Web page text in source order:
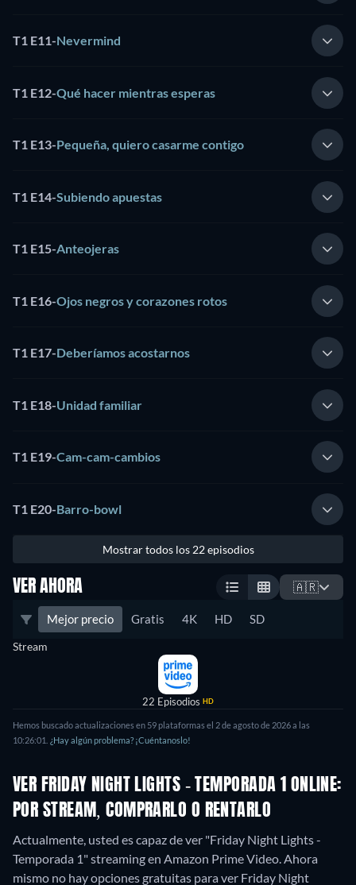
T1 E11-Nevermind
T1 E12-Qué hacer mientras esperas
T1 E13-Pequeña, quiero casarme contigo
T1 E14-Subiendo apuestas
T1 E15-Anteojeras
T1 E16-Ojos negros y corazones rotos
T1 E17-Deberíamos acostarnos
T1 E18-Unidad familiar
T1 E19-Cam-cam-cambios
T1 E20-Barro-bowl
Mostrar todos los 22 episodios
VER AHORA 🇦🇷
Mejor precio Gratis 4K HD SD
Stream
22 Episodios HD
Hemos buscado actualizaciones en 59 plataformas el 2 de agosto de 2026 a las
10:26:01. ¿Hay algún problema? ¡Cuéntanoslo!
VER FRIDAY NIGHT LIGHTS - TEMPORADA 1 ONLINE:
POR STREAM, COMPRARLO O RENTARLO
Actualmente, usted es capaz de ver "Friday Night Lights -
Temporada 1" streaming en Amazon Prime Video.Ahora
mismo no hay opciones gratuitas para ver Friday Night